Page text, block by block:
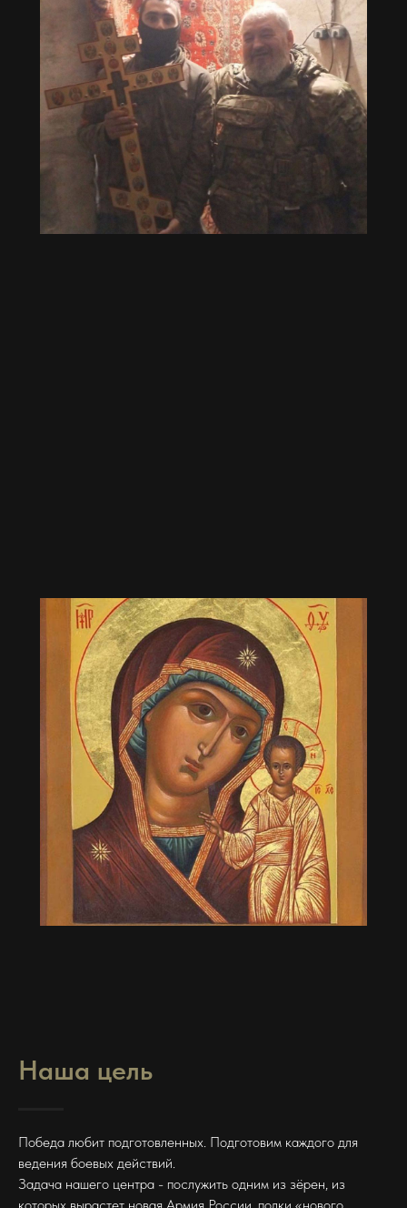
Наша цель
Победа любит подготовленных. Подготовим каждого для
ведения боевых действий.
Задача нашего центра - послужить одним из зёрен, из
которых вырастет новая Армия России, полки «нового